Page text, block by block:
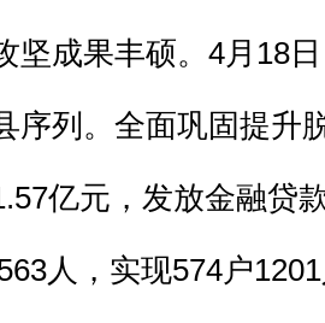
成果丰硕。4月18日
序列。全面巩固提升
亿元，发放金融贷
人，实现574户